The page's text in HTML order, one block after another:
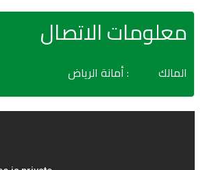
معلومات الاتصال
المالك : أمانة الرياض